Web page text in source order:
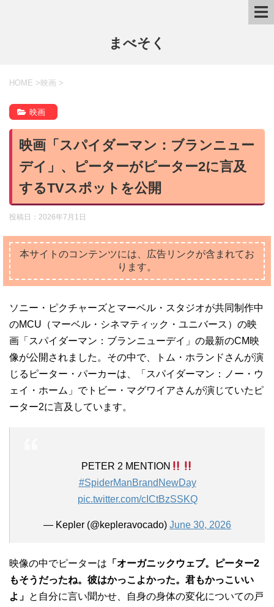
まべそく
HOME > 映画 >
映画
映画「スパイダーマン：ブランニュー
デイ」、ピーターがピーター2に言及
するTVスポットを公開
投稿日： 2026年7月1日
本サイトのコンテンツには、広告リンクが含まれてお
ります。
ソニー・ピクチャーズとマーベル・スタジオが共同制作中
のMCU（マーベル・シネマティック・ユニバース）の映
画「スパイダーマン：ブランニューデイ」の最新のCM映
像が公開されました。その中で、トム・ホランドさんが演
じるピーター・パーカーは、「スパイダーマン：ノー・ウ
ェイ・ホーム」でトビー・マグワイアさんが演じていたピ
ーター2に言及しています。
PETER 2 MENTION
#SpiderManBrandNewDay
pic.twitter.com/cICtBzSSKQ
— Kepler (@kepleravocado) June 30, 2026
映像の中でピーターは 「オーガニックウェブ。ピーター2
もそうだったね。彼はかっこよかった。君もかっこいい
よ」
と自分に言い聞かせ、自身の身体の変化についての戸